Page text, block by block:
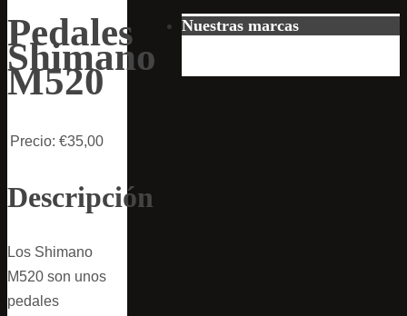
Pedales
Shimano
M520
Precio: €35,00
Descripción
Los Shimano
M520 son unos
pedales
Nuestras marcas